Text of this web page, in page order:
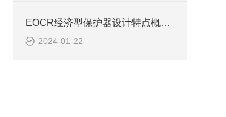
EOCR经济型保护器设计特点概述EOCR-SE2 SS
2024-01-22